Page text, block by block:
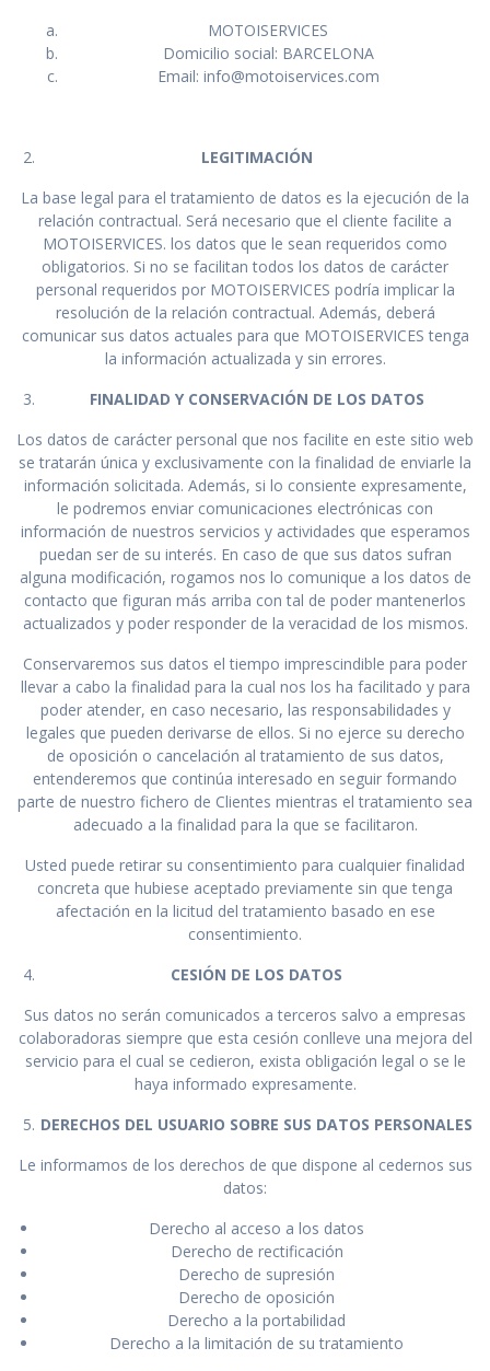
MOTOISERVICES
Domicilio social: BARCELONA
Email: info@motoiservices.com
LEGITIMACIÓN
La base legal para el tratamiento de datos es la ejecución de la
relación contractual. Será necesario que el cliente facilite a
MOTOISERVICES. los datos que le sean requeridos como
obligatorios. Si no se facilitan todos los datos de carácter
personal requeridos por MOTOISERVICES podría implicar la
resolución de la relación contractual. Además, deberá
comunicar sus datos actuales para que MOTOISERVICES tenga
la información actualizada y sin errores.
FINALIDAD Y CONSERVACIÓN DE LOS DATOS
Los datos de carácter personal que nos facilite en este sitio web
se tratarán única y exclusivamente con la finalidad de enviarle la
información solicitada. Además, si lo consiente expresamente,
le podremos enviar comunicaciones electrónicas con
información de nuestros servicios y actividades que esperamos
puedan ser de su interés. En caso de que sus datos sufran
alguna modificación, rogamos nos lo comunique a los datos de
contacto que figuran más arriba con tal de poder mantenerlos
actualizados y poder responder de la veracidad de los mismos.
Conservaremos sus datos el tiempo imprescindible para poder
llevar a cabo la finalidad para la cual nos los ha facilitado y para
poder atender, en caso necesario, las responsabilidades y
legales que pueden derivarse de ellos. Si no ejerce su derecho
de oposición o cancelación al tratamiento de sus datos,
entenderemos que continúa interesado en seguir formando
parte de nuestro fichero de Clientes mientras el tratamiento sea
adecuado a la finalidad para la que se facilitaron.
Usted puede retirar su consentimiento para cualquier finalidad
concreta que hubiese aceptado previamente sin que tenga
afectación en la licitud del tratamiento basado en ese
consentimiento.
CESIÓN DE LOS DATOS
Sus datos no serán comunicados a terceros salvo a empresas
colaboradoras siempre que esta cesión conlleve una mejora del
servicio para el cual se cedieron, exista obligación legal o se le
haya informado expresamente.
DERECHOS DEL USUARIO SOBRE SUS DATOS PERSONALES
Le informamos de los derechos de que dispone al cedernos sus
datos:
Derecho al acceso a los datos
Derecho de rectificación
Derecho de supresión
Derecho de oposición
Derecho a la portabilidad
Derecho a la limitación de su tratamiento